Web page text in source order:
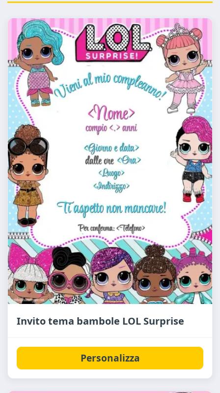
Invito tema bambole LOL Surprise
Personalizza